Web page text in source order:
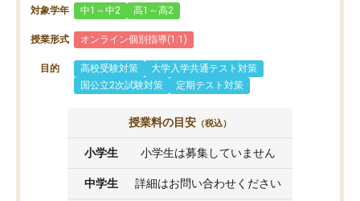
対象学年 中1～中2 高1～高2
授業形式 オンライン個別指導(1:1)
目的 高校受験対策
大学入学共通テスト対策
国公立2次試験対策
定期テスト対策
授業料の目安 （税込）
小学生 小学生は募集していません
中学生 詳細はお問い合わせください